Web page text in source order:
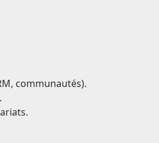
communautés).